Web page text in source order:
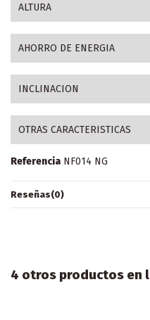
ALTURA
AHORRO DE ENERGIA
INCLINACION
OTRAS CARACTERISTICAS
Referencia NF014 NG
Reseñas(0)
4 otros productos en